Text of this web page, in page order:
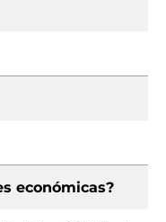
económicas?